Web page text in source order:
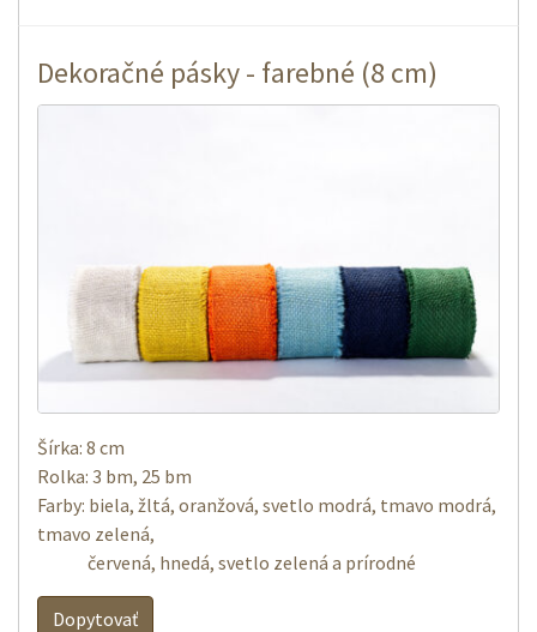
Dekoračné pásky - farebné (8 cm)
Šírka: 8 cm
Rolka: 3 bm, 25 bm
Farby: biela, žltá, oranžová, svetlo modrá, tmavo modrá,
tmavo zelená,
červená, hnedá, svetlo zelená a prírodné
Dopytovať